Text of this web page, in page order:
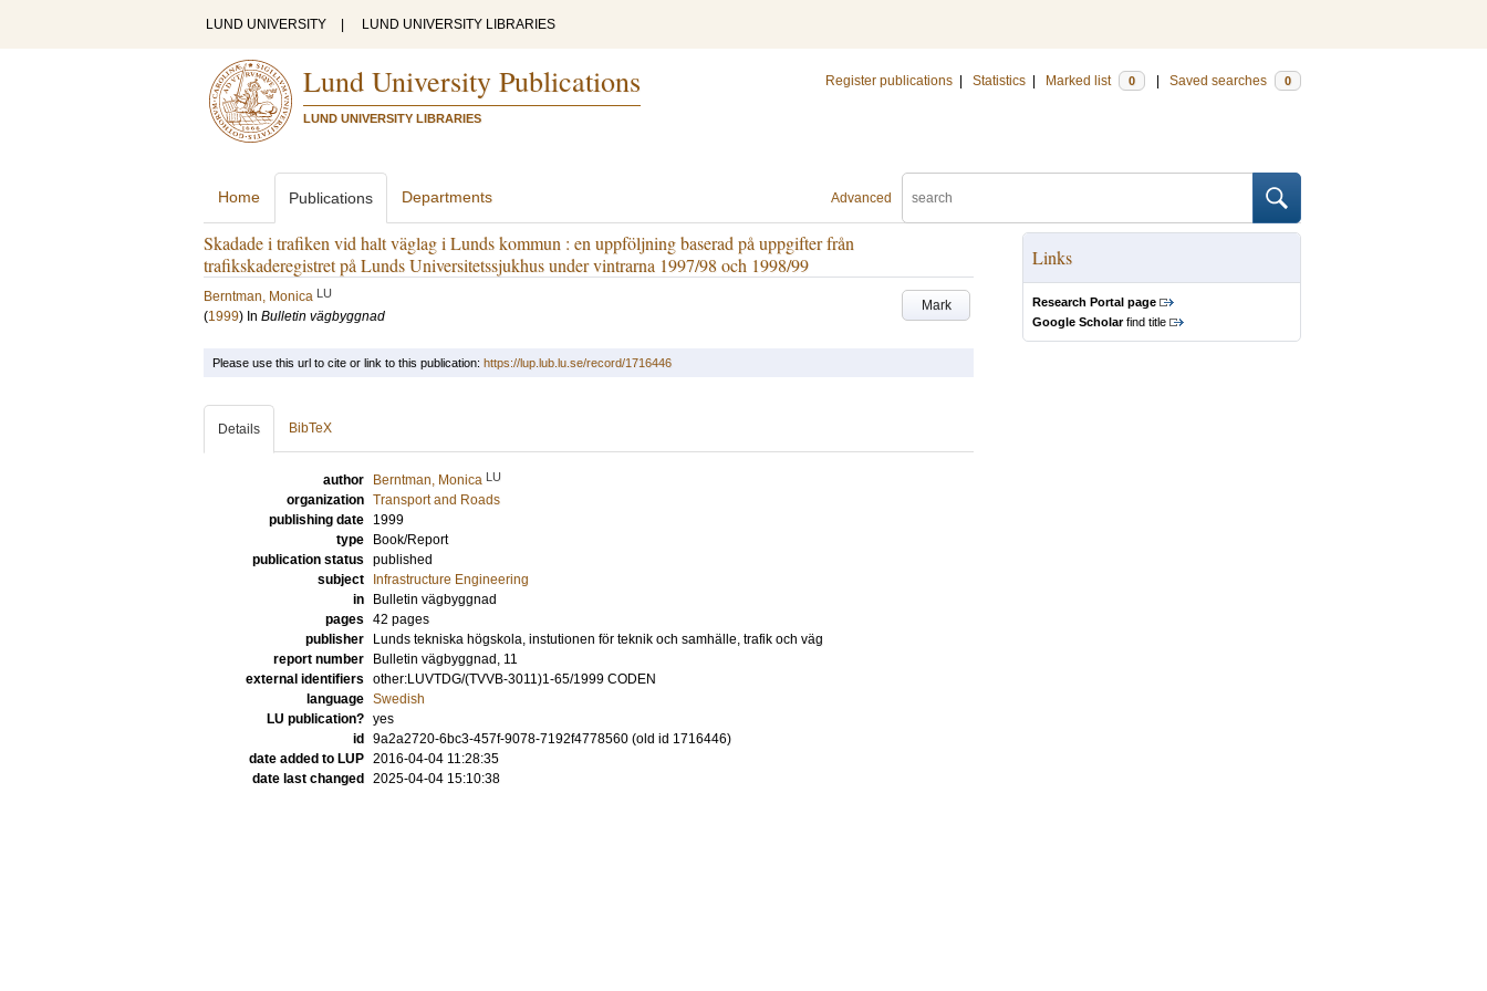
LUND UNIVERSITY LUND UNIVERSITY LIBRARIES
Lund University Publications
LUND UNIVERSITY LIBRARIES
Register publications Statistics Marked list 0 Saved searches 0
Advanced
Home Publications Departments
Skadade i trafiken vid halt väglag i Lunds kommun : en uppföljning baserad på uppgifter från
trafikskaderegistret på Lunds Universitetssjukhus under vintrarna 1997/98 och 1998/99
Mark
Berntman, Monica LU
(1999) In Bulletin vägbyggnad
Links
Research Portal page
Google Scholarfind title
Please use this url to cite or link to this publication: https://lup.lub.lu.se/record/1716446
Details BibTeX
author Berntman, Monica LU
organization Transport and Roads
publishing date
1999
type
Book/Report
publication status published
subject
Infrastructure Engineering
in
Bulletin vägbyggnad
pages 42 pages
publisher
Lunds tekniska högskola, instutionen för teknik och samhälle, trafik och väg
report number
Bulletin vägbyggnad, 11
external identifiers other:LUVTDG/(TVVB-3011)1-65/1999 CODEN
language Swedish
LU publication? yes
id
9a2a2720-6bc3-457f-9078-7192f4778560 (old id 1716446)
date added to LUP 2016-04-04 11:28:35
date last changed
2025-04-04 15:10:38